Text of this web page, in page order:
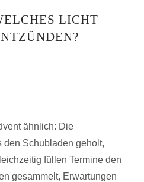
LICHT
ähnlich: Die
den Schubladen geholt,
füllen Termine den
gesammelt, Erwartungen